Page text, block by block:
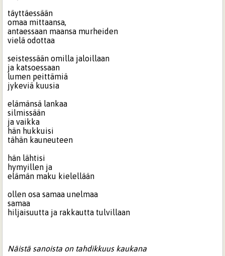
täyttäessään
omaa mittaansa,
antaessaan maansa murheiden
vielä odottaa
seistessään omilla jaloillaan
ja katsoessaan
lumen peittämiä
jykeviä kuusia
elämänsä lankaa
silmissään
ja vaikka
hän hukkuisi
tähän kauneuteen
hän lähtisi
hymyillen ja
elämän maku kielellään
ollen osa samaa unelmaa
samaa
hiljaisuutta ja rakkautta tulvillaan
Näistä sanoista on tahdikkuus kaukana